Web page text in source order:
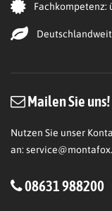
Fachkompetenz:
Mailen Sie uns!
Nutzen Sie unser
an:
08631 988200